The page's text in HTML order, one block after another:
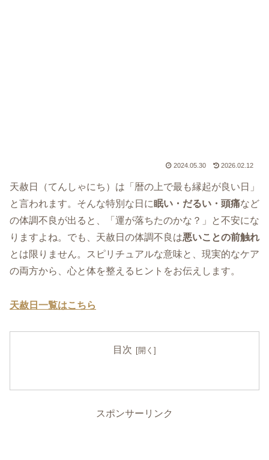
2024.05.30 2026.02.12
天赦日（てんしゃにち）は「暦の上で最も縁起が良い日」
と言われます。そんな特別な日に眠い・だるい・頭痛など
の体調不良が出ると、「運が落ちたのかな？」と不安にな
りますよね。でも、天赦日の体調不良は悪いことの前触れ
とは限りません。スピリチュアルな意味と、現実的なケア
の両方から、心と体を整えるヒントをお伝えします。
天赦日一覧はこちら
目次
スポンサーリンク